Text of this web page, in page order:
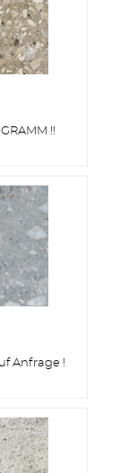
!!
Anfrage !